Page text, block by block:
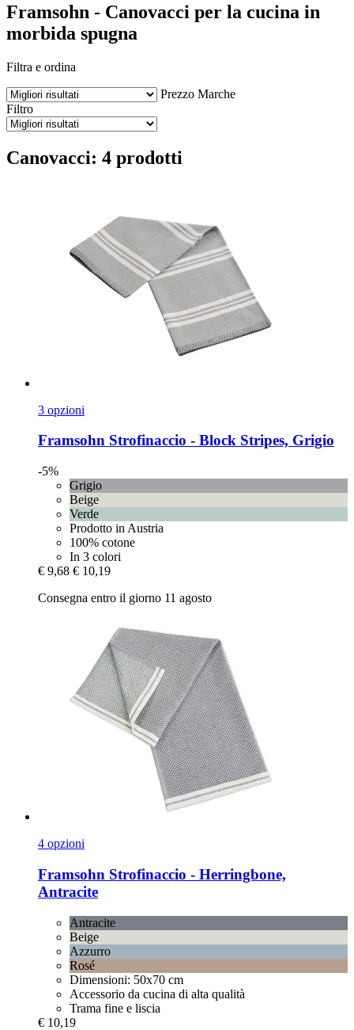
Framsohn - Canovacci per la cucina in
morbida spugna
Filtra e ordina
Prezzo Marche
Filtro
Canovacci: 4 prodotti
3 opzioni
Framsohn Strofinaccio -​ Block Stripes, Grigio
-5%
Grigio
Beige
Verde
Prodotto in Austria
100% cotone
In 3 colori
€ 9,68 € 10,19
Consegna entro il giorno 11 agosto
4 opzioni
Framsohn Strofinaccio -​ Herringbone,
Antracite
Antracite
Beige
Azzurro
Rosé
Dimensioni: 50x70 cm
Accessorio da cucina di alta qualità
Trama fine e liscia
€ 10,19